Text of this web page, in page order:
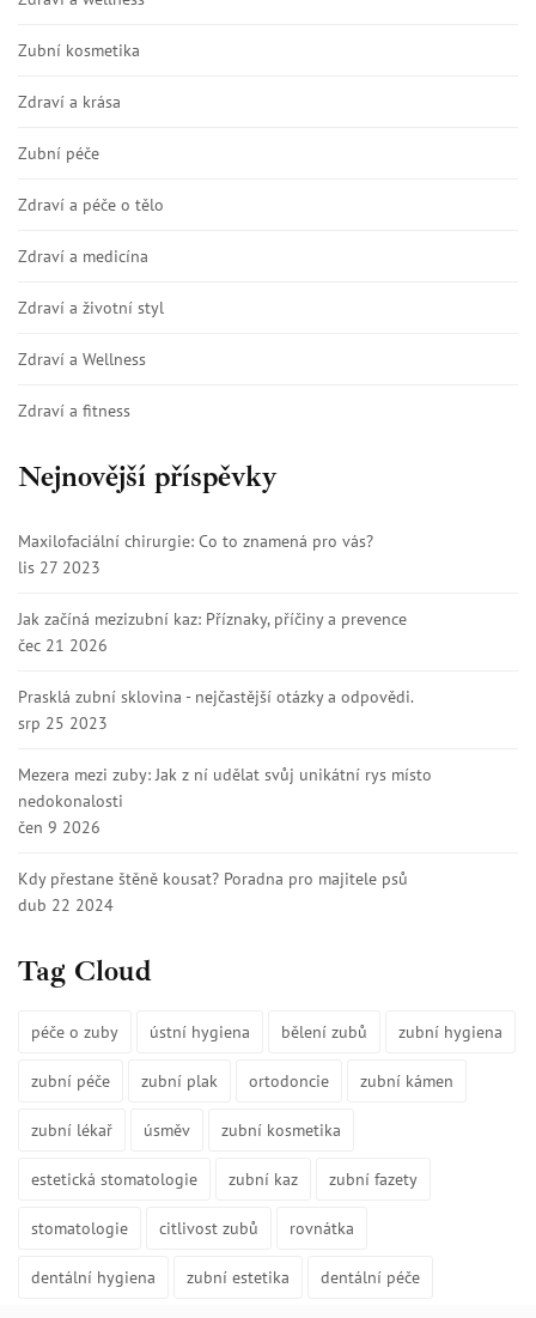
Zubní kosmetika
Zdraví a krása
Zubní péče
Zdraví a péče o tělo
Zdraví a medicína
Zdraví a životní styl
Zdraví a Wellness
Zdraví a fitness
Nejnovější příspěvky
Maxilofaciální chirurgie: Co to znamená pro vás?
lis 27 2023
Jak začíná mezizubní kaz: Příznaky, příčiny a prevence
čec 21 2026
Prasklá zubní sklovina - nejčastější otázky a odpovědi.
srp 25 2023
Mezera mezi zuby: Jak z ní udělat svůj unikátní rys místo
nedokonalosti
čen 9 2026
Kdy přestane štěně kousat? Poradna pro majitele psů
dub 22 2024
Tag Cloud
péče o zuby ústní hygiena bělení zubů zubní hygiena
zubní péče zubní plak ortodoncie zubní kámen
zubní lékař úsměv zubní kosmetika
estetická stomatologie zubní kaz zubní fazety
stomatologie citlivost zubů rovnátka
dentální hygiena zubní estetika dentální péče